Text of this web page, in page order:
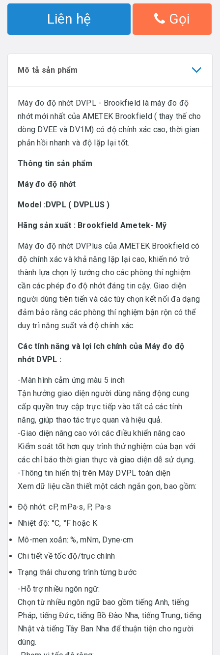
Liên hệ Gọi
Mô tả sản phẩm
Máy đo độ nhớt DVPL - Brookfield là máy đo độ
nhớt mới nhất của AMETEK Brookfield ( thay thế cho
dòng DVEE và DV1M) có độ chính xác cao, thời gian
phản hồi nhanh và độ lặp lại tốt.
Thông tin sản phẩm
Máy đo độ nhớt
Model :DVPL ( DVPLUS )
Hãng sản xuất : Brookfield Ametek- Mỹ
Máy đo độ nhớt DVPlus của AMETEK Brookfield có
độ chính xác và khả năng lặp lại cao, khiến nó trở
thành lựa chọn lý tưởng cho các phòng thí nghiệm
cần các phép đo độ nhớt đáng tin cậy. Giao diện
người dùng tiên tiến và các tùy chọn kết nối đa dạng
đảm bảo rằng các phòng thí nghiệm bận rộn có thể
duy trì năng suất và độ chính xác.
Các tính năng và lợi ích chính của Máy đo độ
nhớt DVPL :
-Màn hình cảm ứng màu 5 inch
Tận hưởng giao diện người dùng năng động cung
cấp quyền truy cập trực tiếp vào tất cả các tính
năng, giúp thao tác trực quan và hiệu quả.
-Giao diện nâng cao với các điều khiển nâng cao
Kiểm soát tốt hơn quy trình thử nghiệm của bạn với
các chỉ báo thời gian thực và giao diện dễ sử dụng.
-Thông tin hiển thị trên Máy DVPL toàn diện
Xem dữ liệu cần thiết một cách ngắn gọn, bao gồm:
Độ nhớt: cP, mPa∙s, P, Pa∙s
Nhiệt độ: °C, °F hoặc K
Mô-men xoắn: %, mNm, Dyne∙cm
Chi tiết về tốc độ/trục chính
Trạng thái chương trình từng bước
-Hỗ trợ nhiều ngôn ngữ:
Chọn từ nhiều ngôn ngữ bao gồm tiếng Anh, tiếng
Pháp, tiếng Đức, tiếng Bồ Đào Nha, tiếng Trung, tiếng
Nhật và tiếng Tây Ban Nha để thuận tiện cho người
dùng.